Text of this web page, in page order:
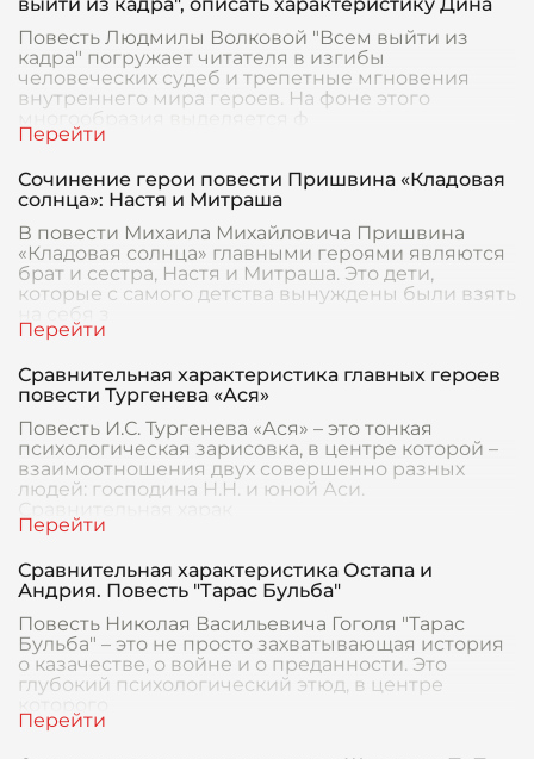
Повесть Людмилы Волковой "Всем выйти из
кадра" погружает читателя в изгибы
человеческих судеб и трепетные мгновения
внутреннего мира героев. На фоне этого
многообразия выделяется ф
Сочинение герои повести Пришвина «Кладовая
солнца»: Настя и Митраша
В повести Михаила Михайловича Пришвина
«Кладовая солнца» главными героями являются
брат и сестра, Настя и Митраша. Это дети,
которые с самого детства вынуждены были взять
на себя з
Сравнительная характеристика главных героев
повести Тургенева «Ася»
Повесть И.С. Тургенева «Ася» – это тонкая
психологическая зарисовка, в центре которой –
взаимоотношения двух совершенно разных
людей: господина Н.Н. и юной Аси.
Сравнительная харак
Сравнительная характеристика Остапа и
Андрия. Повесть "Тарас Бульба"
Повесть Николая Васильевича Гоголя "Тарас
Бульба" – это не просто захватывающая история
о казачестве, о войне и о преданности. Это
глубокий психологический этюд, в центре